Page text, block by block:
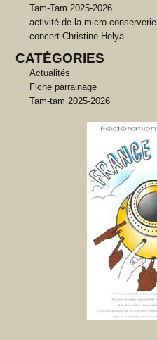
Tam-Tam 2025-2026
activité de la micro-conserverie
concert Christine Helya
CATÉGORIES
Actualités
Fiche parrainage
Tam-tam 2025-2026